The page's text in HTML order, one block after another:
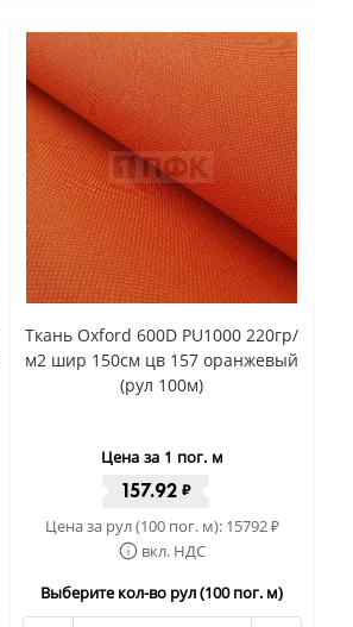
Ткань Oxford 600D PU1000 220гр/
м2 шир 150см цв 157 оранжевый
(рул 100м)
Цена за 1 пог. м
157.92 ₽
Цена за рул (100 пог. м): 15792₽
вкл. НДС
Выберите кол-во рул (100 пог. м)